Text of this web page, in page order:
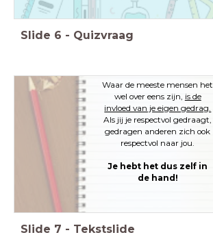
Slide 6 - Quizvraag
Waar de meeste mensen het
wel over eens zijn, is de
invloed van je eigen gedrag.
Als jij je respectvol gedraagt,
gedragen anderen zich ook
respectvol naar jou.
Je hebt het dus zelf in
de hand!
Slide 7 - Tekstslide